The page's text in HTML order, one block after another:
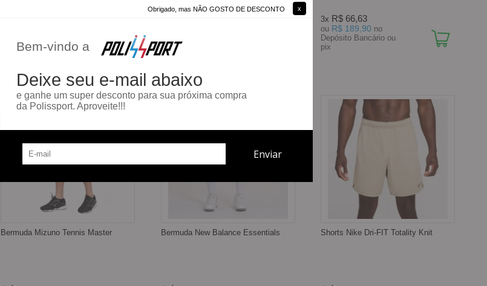
Obrigado, mas NÃO GOSTO DE DESCONTO
Bem-vindo a
Deixe seu e-mail abaixo
e ganhe um super desconto para sua próxima compra
da Polissport. Aproveite!!!
pix
3x R$ 66,63
ou R$ 189,90 no
Depósito Bancário ou
pix
Bermuda Mizuno Tennis Master Bermuda New Balance Essentials Shorts Nike Dri-FIT Totality Knit